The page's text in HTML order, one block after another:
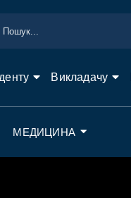
Викладачу
МЕДИЦИНА